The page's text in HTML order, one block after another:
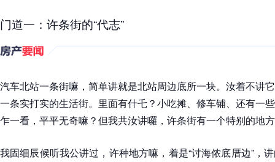
门道一：许条街的“代志”
汽车北站一条街嘛，简单讲就是北站周边底所一块。汝着不讲
一条实打实的生活街。里面有什乇？小吃摊、修车铺、还有一
乍一看，平平无奇嘛？但我共汝讲囉，许条街有一个特别的地
我固细辰候听我公讲过，许种地方嘛，着是“讨海侬底厝边”，